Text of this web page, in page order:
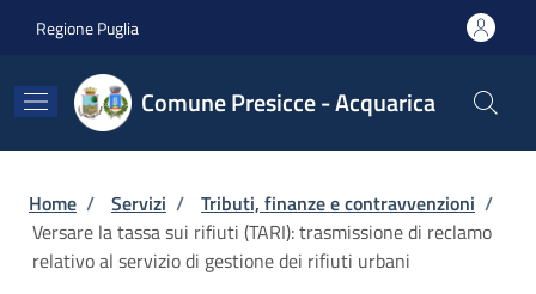
Regione Puglia
Comune Presicce - Acquarica
Briciole di pane
Home / Servizi / Tributi, finanze e contravvenzioni /
Versare la tassa sui rifiuti (TARI): trasmissione di reclamo
relativo al servizio di gestione dei rifiuti urbani